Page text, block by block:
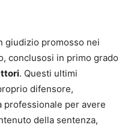
mezzo stampa), acquisti
di servizi,
altri ancora.
normativi,
di termini, scadenze,
giurisprudenziali, per
costruzione della strategia
giudizio promosso nei
conclusosi in primo grado
. Questi ultimi
difensore,
professionale per avere
della sentenza,